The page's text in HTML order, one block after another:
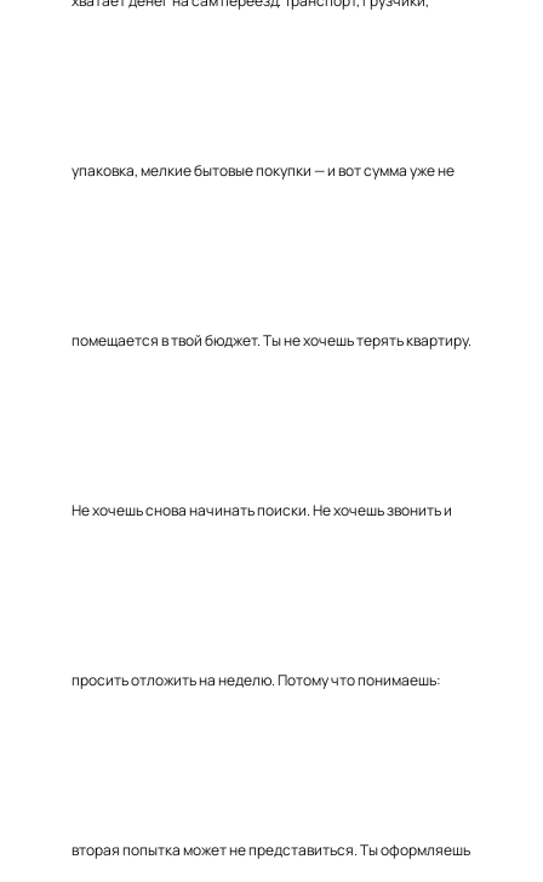
упаковка, мелкие бытовые покупки — и вот сумма уже не
помещается в твой бюджет. Ты не хочешь терять квартиру.
Не хочешь снова начинать поиски. Не хочешь звонить и
просить отложить на неделю. Потому что понимаешь:
вторая попытка может не представиться. Ты оформляешь